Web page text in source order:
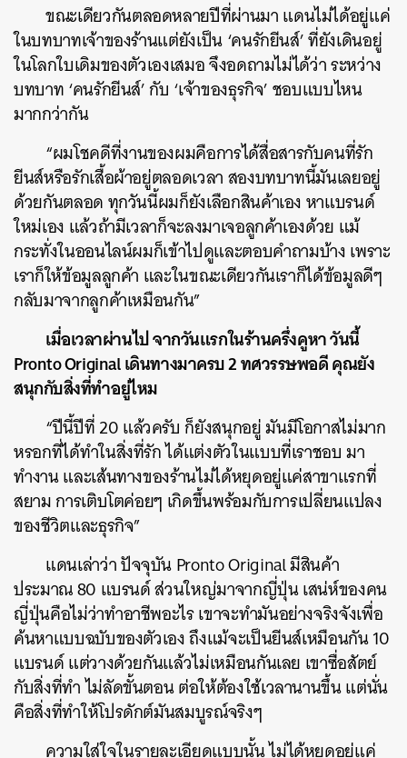
ขณะเดียวกันตลอดหลายปีที่ผ่านมา แดนไม่ได้อยู่แค่
ในบทบาทเจ้าของร้านแต่ยังเป็น ‘คนรักยีนส์’ ที่ยังเดินอยู่
ในโลกใบเดิมของตัวเองเสมอ จึงอดถามไม่ได้ว่า ระหว่าง
บทบาท ‘คนรักยีนส์’ กับ ‘เจ้าของธุรกิจ’ ชอบแบบไหน
มากกว่ากัน
“ผมโชคดีที่งานของผมคือการได้สื่อสารกับคนที่รัก
ยีนส์หรือรักเสื้อผ้าอยู่ตลอดเวลา สองบทบาทนี้มันเลยอยู่
ด้วยกันตลอด ทุกวันนี้ผมก็ยังเลือกสินค้าเอง หาแบรนด์
ใหม่เอง แล้วถ้ามีเวลาก็จะลงมาเจอลูกค้าเองด้วย แม้
กระทั่งในออนไลน์ผมก็เข้าไปดูและตอบคำถามบ้าง เพราะ
เราก็ให้ข้อมูลลูกค้า และในขณะเดียวกันเราก็ได้ข้อมูลดีๆ
กลับมาจากลูกค้าเหมือนกัน”
เมื่อเวลาผ่านไป จากวันแรกในร้านครึ่งคูหา วันนี้
Pronto Original เดินทางมาครบ 2 ทศวรรษพอดี คุณยัง
สนุกกับสิ่งที่ทำอยู่ไหม
“ปีนี้ปีที่ 20 แล้วครับ ก็ยังสนุกอยู่ มันมีโอกาสไม่มาก
หรอกที่ได้ทำในสิ่งที่รัก ได้แต่งตัวในแบบที่เราชอบ มา
ทำงาน และเส้นทางของร้านไม่ได้หยุดอยู่แค่สาขาแรกที่
สยาม การเติบโตค่อยๆ เกิดขึ้นพร้อมกับการเปลี่ยนแปลง
ของชีวิตและธุรกิจ”
แดนเล่าว่า ปัจจุบัน Pronto Original มีสินค้า
ประมาณ 80 แบรนด์ ส่วนใหญ่มาจากญี่ปุ่น เสน่ห์ของคน
ญี่ปุ่นคือไม่ว่าทำอาชีพอะไร เขาจะทำมันอย่างจริงจังเพื่อ
ค้นหาแบบฉบับของตัวเอง ถึงแม้จะเป็นยีนส์เหมือนกัน 10
แบรนด์ แต่วางด้วยกันแล้วไม่เหมือนกันเลย เขาซื่อสัตย์
กับสิ่งที่ทำ ไม่ลัดขั้นตอน ต่อให้ต้องใช้เวลานานขึ้น แต่นั่น
คือสิ่งที่ทำให้โปรดักต์มันสมบูรณ์จริงๆ
ความใส่ใจในรายละเอียดแบบนั้น ไม่ได้หยุดอยู่แค่
ค้นหา